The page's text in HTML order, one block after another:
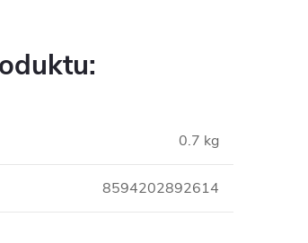
0.7 kg
8594202892614